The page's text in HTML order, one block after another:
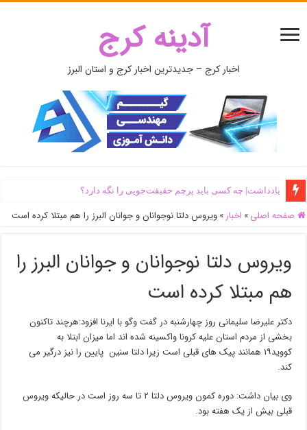
آدینه کرج
اخبار کرج – جدیدترین اخبار کرج و استان البرز
یادداشت| ‌چه کسی باید پرچم حقیقت‌جویی را نگه دارد؟
صفحه اصلی » اخبار » ویروس دلتا نوجوانان و جوانان البرز را هم مبتلا کرده است
ویروس دلتا نوجوانان و جوانان البرز را
هم مبتلا کرده است
دکتر علیرضا سلیمانی روز چهارشنبه در گفت وگو با ایرنا افزود:هرچند تاکنون
بخشی از مردم استان علیه کرونا واکسینه شده اند اما میزان ابتلا به
کووید۱۹ همانند پیک های قبلی است زیرا دلتا سنین پایین را نیز درگیر می
کند.
وی بیان داشت: دوره کمون ویروس دلتا ۲ تا سه روز است در حالیکه ویروس
قبلی بیش از یک هفته بود.